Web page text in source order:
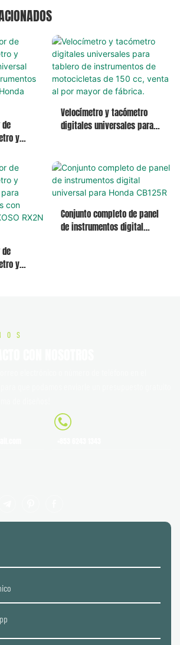
y
Velocímetro y tacómetro
digitales universales para
venta al por mayor de
fábrica.
y
Conjunto completo de panel
de instrumentos digital